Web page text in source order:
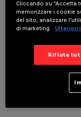
ESSEQUADRO |
LIGHTING+
ARCHITECTURE
mascherone al
quella dello
nell’angolo
eleganza.
evidenti anche
durante le ore
MICHELE SCHINTU /
Cliccando su “Accetta
memorizzare i cookie
del sito, analizzare
di marketing.
Ulteriori
Rifiuta